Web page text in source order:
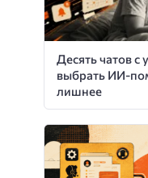
Десять чатов с
выбрать ИИ-
лишнее